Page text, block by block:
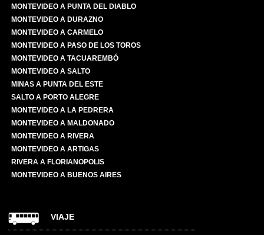
MONTEVIDEO A PUNTA DEL DIABLO
MONTEVIDEO A DURAZNO
MONTEVIDEO A CARMELO
MONTEVIDEO A PASO DE LOS TOROS
MONTEVIDEO A TACUAREMBÓ
MONTEVIDEO A SALTO
MINAS A PUNTA DEL ESTE
SALTO A PORTO ALEGRE
MONTEVIDEO A LA PEDRERA
MONTEVIDEO A MALDONADO
MONTEVIDEO A RIVERA
MONTEVIDEO A ARTIGAS
RIVERA A FLORIANOPOLIS
MONTEVIDEO A BUENOS AIRES
VIAJE